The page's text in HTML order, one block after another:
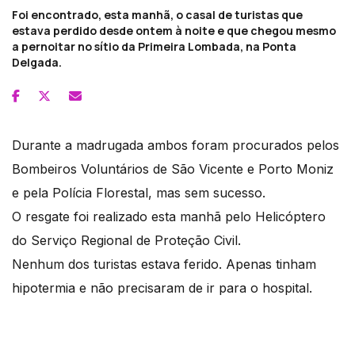
Foi encontrado, esta manhã, o casal de turistas que
estava perdido desde ontem à noite e que chegou mesmo
a pernoitar no sítio da Primeira Lombada, na Ponta
Delgada.
Durante a madrugada ambos foram procurados pelos
Bombeiros Voluntários de São Vicente e Porto Moniz
e pela Polícia Florestal, mas sem sucesso.
O resgate foi realizado esta manhã pelo Helicóptero
do Serviço Regional de Proteção Civil.
Nenhum dos turistas estava ferido. Apenas tinham
hipotermia e não precisaram de ir para o hospital.